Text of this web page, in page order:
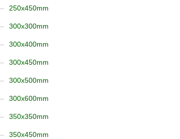
250x450mm
300x300mm
300x400mm
300x450mm
300x500mm
300x600mm
350x350mm
350x450mm